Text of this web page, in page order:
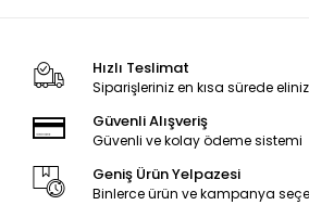
Hızlı Teslimat
Siparişleriniz en kısa sürede
Güvenli Alışveriş
Güvenli ve kolay ödeme sistemi
Geniş Ürün Yelpazesi
Binlerce ürün ve kampanya